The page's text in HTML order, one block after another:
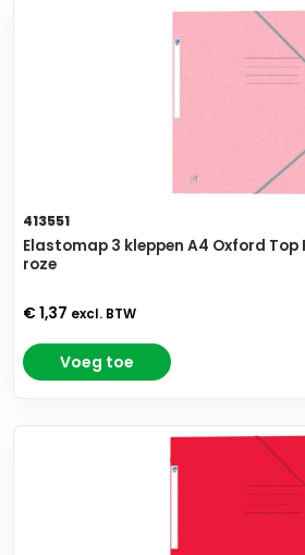
413551
Elastomap 3 kleppen A4 Oxford
roze
€ 1,37 excl. BTW
Voeg toe